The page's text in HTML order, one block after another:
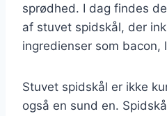
sprødhed. I dag findes
af stuvet spidskål, der
ingredienser som bacon,
Stuvet spidskål er ikke
også en sund en.